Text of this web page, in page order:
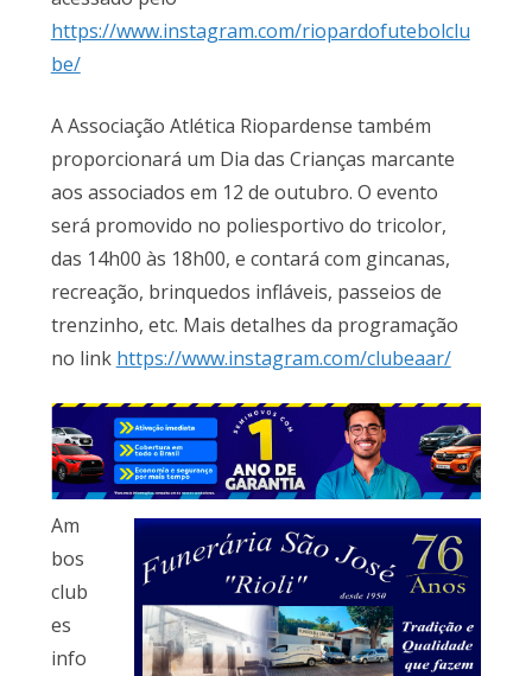
https://www.instagram.com/riopardofutebolclu
be/
A Associação Atlética Riopardense também
proporcionará um Dia das Crianças marcante
aos associados em 12 de outubro. O evento
será promovido no poliesportivo do tricolor,
das 14h00 às 18h00, e contará com gincanas,
recreação, brinquedos infláveis, passeios de
trenzinho, etc. Mais detalhes da programação
no link https://www.instagram.com/clubeaar/
Am
bos
club
es
info